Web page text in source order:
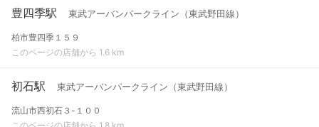
豊四季駅 東武アーバンパークライン（東武野田線）
柏市豊四季１５９
このページの店舗から 1.6 km
初石駅 東武アーバンパークライン（東武野田線）
流山市西初石３-１００